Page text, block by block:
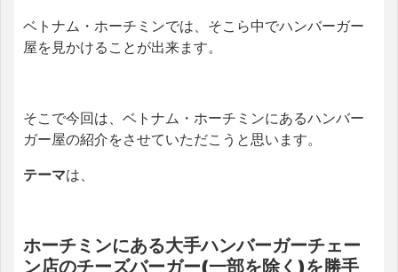
ベトナム・ホーチミンでは、そこら中でハンバーガー
屋を見かけることが出来ます。
そこで今回は、ベトナム・ホーチミンにあるハンバー
ガー屋の紹介をさせていただこうと思います。
テーマは、
ホーチミンにある大手ハンバーガーチェー
ン店のチーズバーガー(一部を除く)を勝手